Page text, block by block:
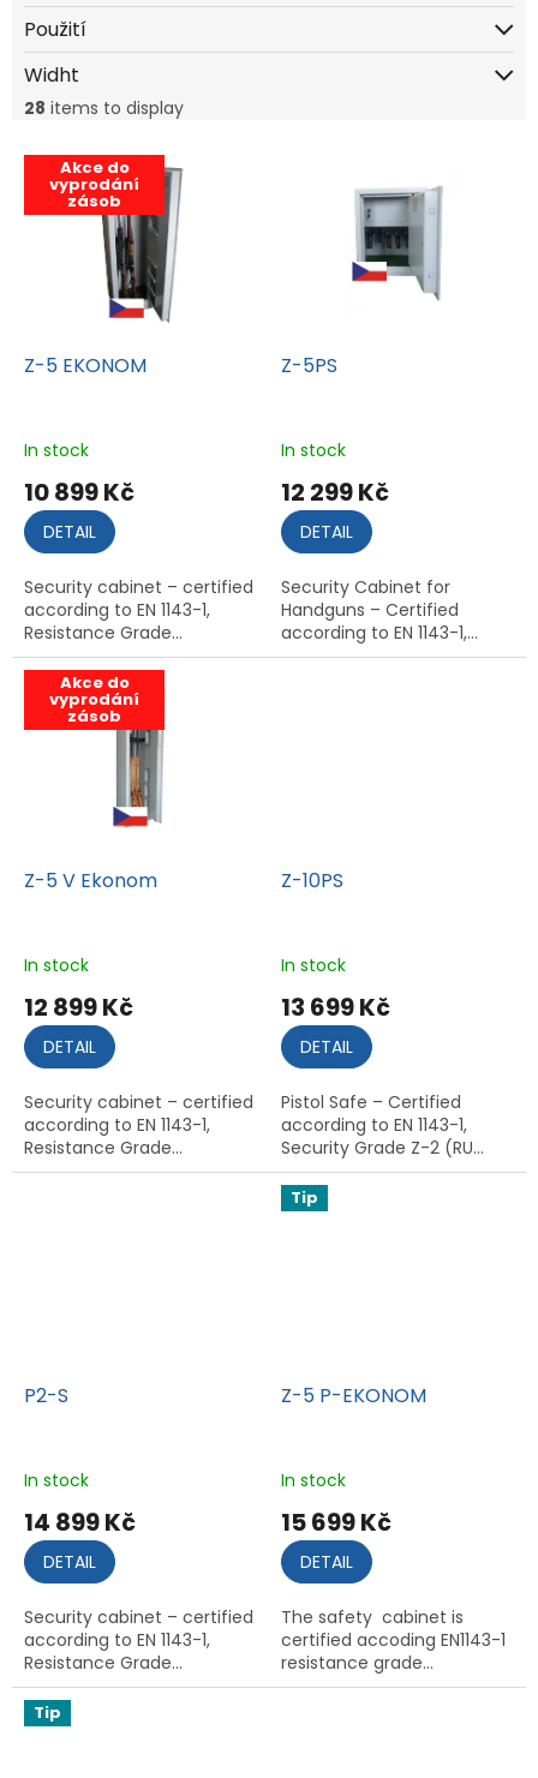
Použití
Widht
28 items to display
o
c
Akce do
vyprodání
zásob 13 399 Kč
Z-5 EKONOM
In stock
10 899 Kč
DETAIL
Security cabinet – certified
according to EN 1143-1,
Resistance Grade...
Z-5PS
In stock
12 299 Kč
DETAIL
Security Cabinet for
Handguns – Certified
according to EN 1143-1,...
Akce do
vyprodání
zásob
Z-5 V Ekonom
In stock
12 899 Kč
DETAIL
Security cabinet – certified
according to EN 1143-1,
Resistance Grade...
Z-10PS
In stock
13 699 Kč
DETAIL
Pistol Safe – Certified
according to EN 1143-1,
Security Grade Z-2 (RU...
P2-S
In stock
14 899 Kč
DETAIL
Security cabinet – certified
according to EN 1143-1,
Resistance Grade...
Tip
Z-5 P-EKONOM
In stock
15 699 Kč
DETAIL
The safety cabinet is
certified accoding EN1143-1
resistance grade...
Tip